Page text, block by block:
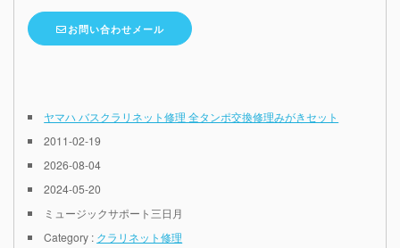
お問い合わせメール
ヤマハ バスクラリネット修理 全タンポ交換修理みがきセット
2011-02-19
2026-08-04
2024-05-20
ミュージックサポート三日月
Category : クラリネット修理